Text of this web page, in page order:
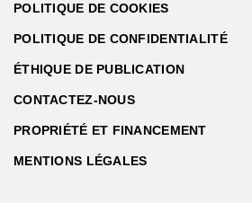
POLITIQUE DE COOKIES
POLITIQUE DE CONFIDENTIALITÉ
ÉTHIQUE DE PUBLICATION
CONTACTEZ-NOUS
PROPRIÉTÉ ET FINANCEMENT
MENTIONS LÉGALES